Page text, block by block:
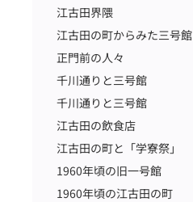
江古田界隈
江古田の町からみた三号館
正門前の人々
千川通りと三号館
千川通りと三号館
江古田の飲食店
江古田の町と「学寮祭」
1960年頃の旧一号館
1960年頃の江古田の町